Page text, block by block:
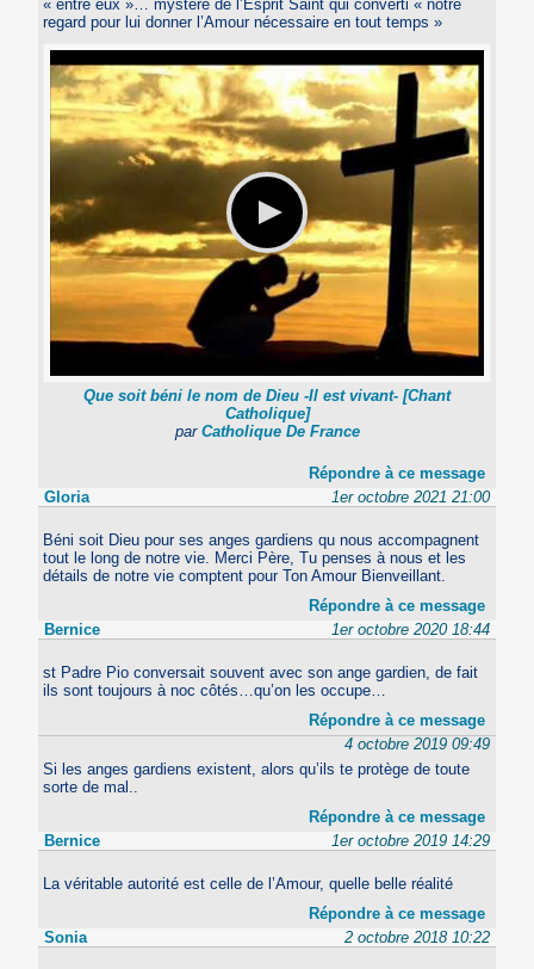
« entre eux »… mystere de l’Esprit Saint qui converti « notre
regard pour lui donner l’Amour nécessaire en tout temps »
Que soit béni le nom de Dieu -Il est vivant- [Chant
Catholique]
par Catholique De France
Répondre à ce message
Gloria
1er octobre 2021 21:00
Béni soit Dieu pour ses anges gardiens qu nous accompagnent
tout le long de notre vie. Merci Père, Tu penses à nous et les
détails de notre vie comptent pour Ton Amour Bienveillant.
Répondre à ce message
Bernice
1er octobre 2020 18:44
st Padre Pio conversait souvent avec son ange gardien, de fait
ils sont toujours à noc côtés…qu’on les occupe…
Répondre à ce message
4 octobre 2019 09:49
Si les anges gardiens existent, alors qu’ils te protège de toute
sorte de mal..
Répondre à ce message
Bernice
1er octobre 2019 14:29
La véritable autorité est celle de l’Amour, quelle belle réalité
Répondre à ce message
Sonia
2 octobre 2018 10:22